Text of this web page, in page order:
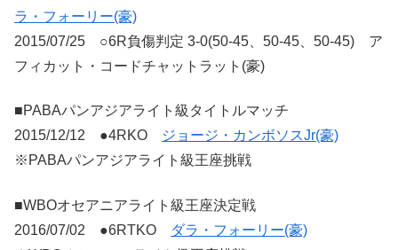
ラ・フォーリー(豪)
2015/07/25 ○6R負傷判定 3-0(50-45、50-45、50-45) ア
フィカット・コードチャットラット(豪)
■PABAパンアジアライト級タイトルマッチ
2015/12/12 ●4RKO
ジョージ・カンボソスJr(豪)
※PABAパンアジアライト級王座挑戦
■WBOオセアニアライト級王座決定戦
2016/07/02 ●6RTKO
ダラ・フォーリー(豪)